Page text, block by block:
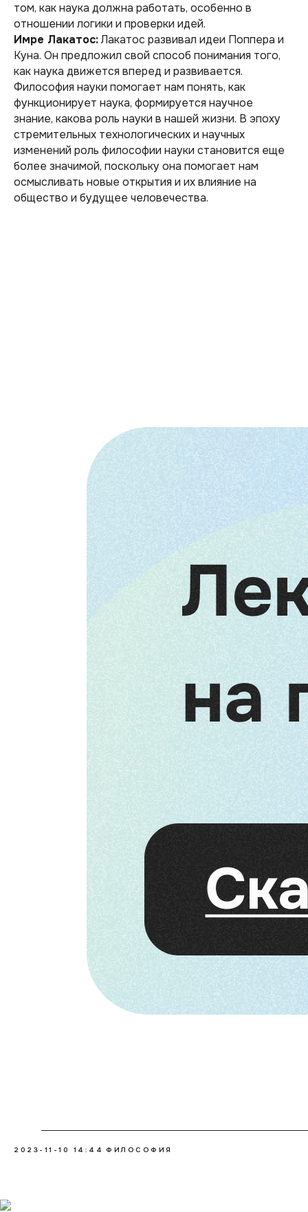
том, как наука должна работать, особенно в
отношении логики и проверки идей.
Имре Лакатос:Лакатос развивал идеи Поппера и
Куна. Он предложил свой способ понимания того,
как наука движется вперед и развивается.
Философия науки помогает нам понять, как
функционирует наука, формируется научное
знание, какова роль науки в нашей жизни. В эпоху
стремительных технологических и научных
изменений роль философии науки становится еще
более значимой, поскольку она помогает нам
осмысливать новые открытия и их влияние на
общество и будущее человечества.
2023-11-10 14:44 ФИЛОСОФИЯ